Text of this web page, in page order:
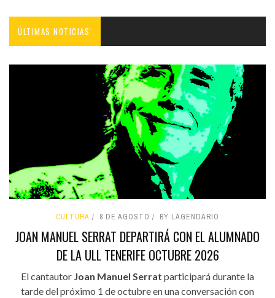
ÚLTIMAS NOTICIAS'
CULTURA 8 DE AGOSTO BY LAGENDARIO
JOAN MANUEL SERRAT DEPARTIRÁ CON EL ALUMNADO
DE LA ULL TENERIFE OCTUBRE 2026
El cantautor Joan Manuel Serrat participará durante la
tarde del próximo 1 de octubre en una conversación con